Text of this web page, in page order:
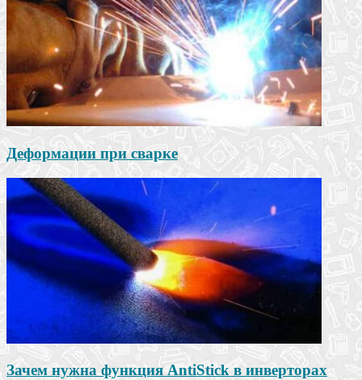
Деформации при сварке
Зачем нужна функция AntiStick в инверторах